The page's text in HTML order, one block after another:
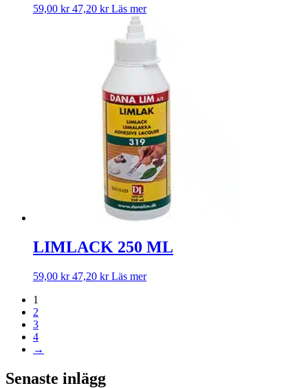
59,00 kr 47,20 kr Läs mer
LIMLACK 250 ML
59,00 kr 47,20 kr Läs mer
1
2
3
4
→
Senaste inlägg